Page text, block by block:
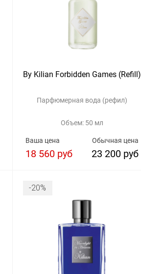
By Kilian Forbidden Games (Refill)
Парфюмерная вода (рефил)
Объем: 50 мл
Обычная цена
23 200 руб
Ваша цена
18 560 руб
-20%